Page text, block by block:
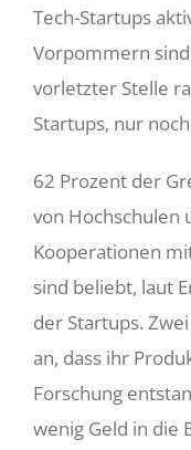
Tech-Startups
Vorpommern
vorletzter Stelle
Startups, nur
62 Prozent der
von Hochschulen
Kooperationen
sind beliebt, laut
der Startups.
an, dass ihr
Forschung
wenig Geld in die